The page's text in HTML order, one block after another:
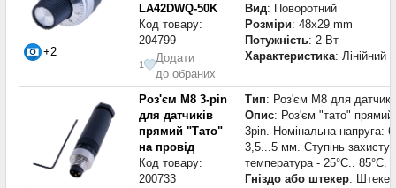
+2
LA42DWQ-50K
Код товару:
204799
1
Додати
до обраних
Вид: Поворотний
Розміри: 48x29 mm
Потужність: 2 Вт
Характеристика: Лінійний
Роз'єм M8 3-pin
для датчиків
прямий "Тато"
на провід
Код товару:
200733
Тип: Роз'єм M8 для
Опис: Роз'єм "тато"
3pin. Номінальна напруга:
3,5...5 мм. Ступінь захисту
температура - 25°C.. 85°C.
Гніздо або штекер: Штекер